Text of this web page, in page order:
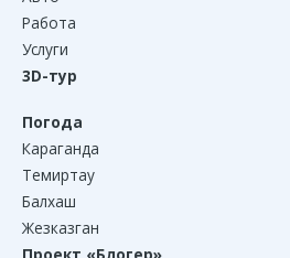
Работа
Услуги
3D-тур
Погода
Караганда
Темиртау
Балхаш
Жезказган